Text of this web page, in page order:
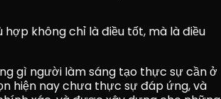
không chỉ là điều tốt, mà là điều
gì người làm sáng tạo thực sự cần ở
hiện nay chưa thực sự đáp ứng, và